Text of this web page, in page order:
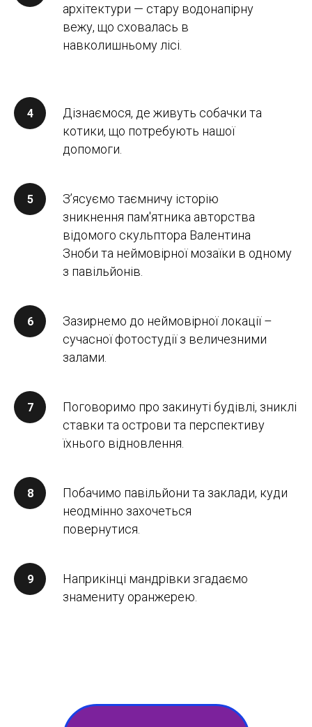
архітектури — стару водонапірну
вежу, що сховалась в
навколишньому лісі.
Дізнаємося, де живуть собачки та
котики, що потребують нашої
допомоги.
Зʼясуємо таємничу історію
зникнення пам'ятника авторства
відомого скульптора Валентина
Зноби та неймовірної мозаїки в одному
з павільйонів.
Зазирнемо до неймовірної локації –
сучасної фотостудії з величезними
залами.
Поговоримо про закинуті будівлі, зниклі
ставки та острови та перспективу
їхнього відновлення.
Побачимо павільйони та заклади, куди
неодмінно захочеться
повернутися.
Наприкінці мандрівки згадаємо
знамениту оранжерею.